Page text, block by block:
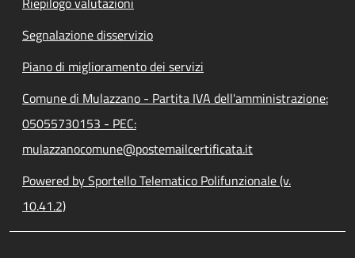
Segnalazione disservizio
Piano di miglioramento dei servizi
Comune di Mulazzano - Partita IVA dell'amministrazione:
05055730153 - PEC:
mulazzanocomune@postemailcertificata.it
Powered by Sportello Telematico Polifunzionale (v.
10.41.2)